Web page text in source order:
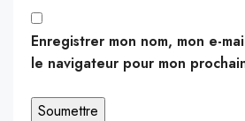
Enregistrer mon nom, mon e-
le navigateur pour mon